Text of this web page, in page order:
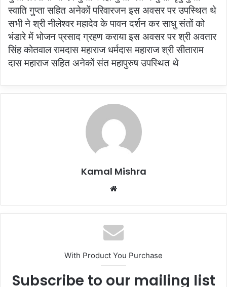
स्वाति गुप्ता सहित अनेकों परिवारजन इस अवसर पर उपस्थित थे
सभी ने श्री नीलेश्वर महादेव के पावन दर्शन कर साधु संतों को
भंडारे में भोजन प्रसाद ग्रहण कराया इस अवसर पर श्री अवतार
सिंह कोतवाल रामदास महाराज धर्मदास महाराज श्री सीताराम
दास महाराज सहित अनेकों संत महापुरुष उपस्थित थे
Kamal Mishra
Website
With Product You Purchase
Subscribe to our mailing list